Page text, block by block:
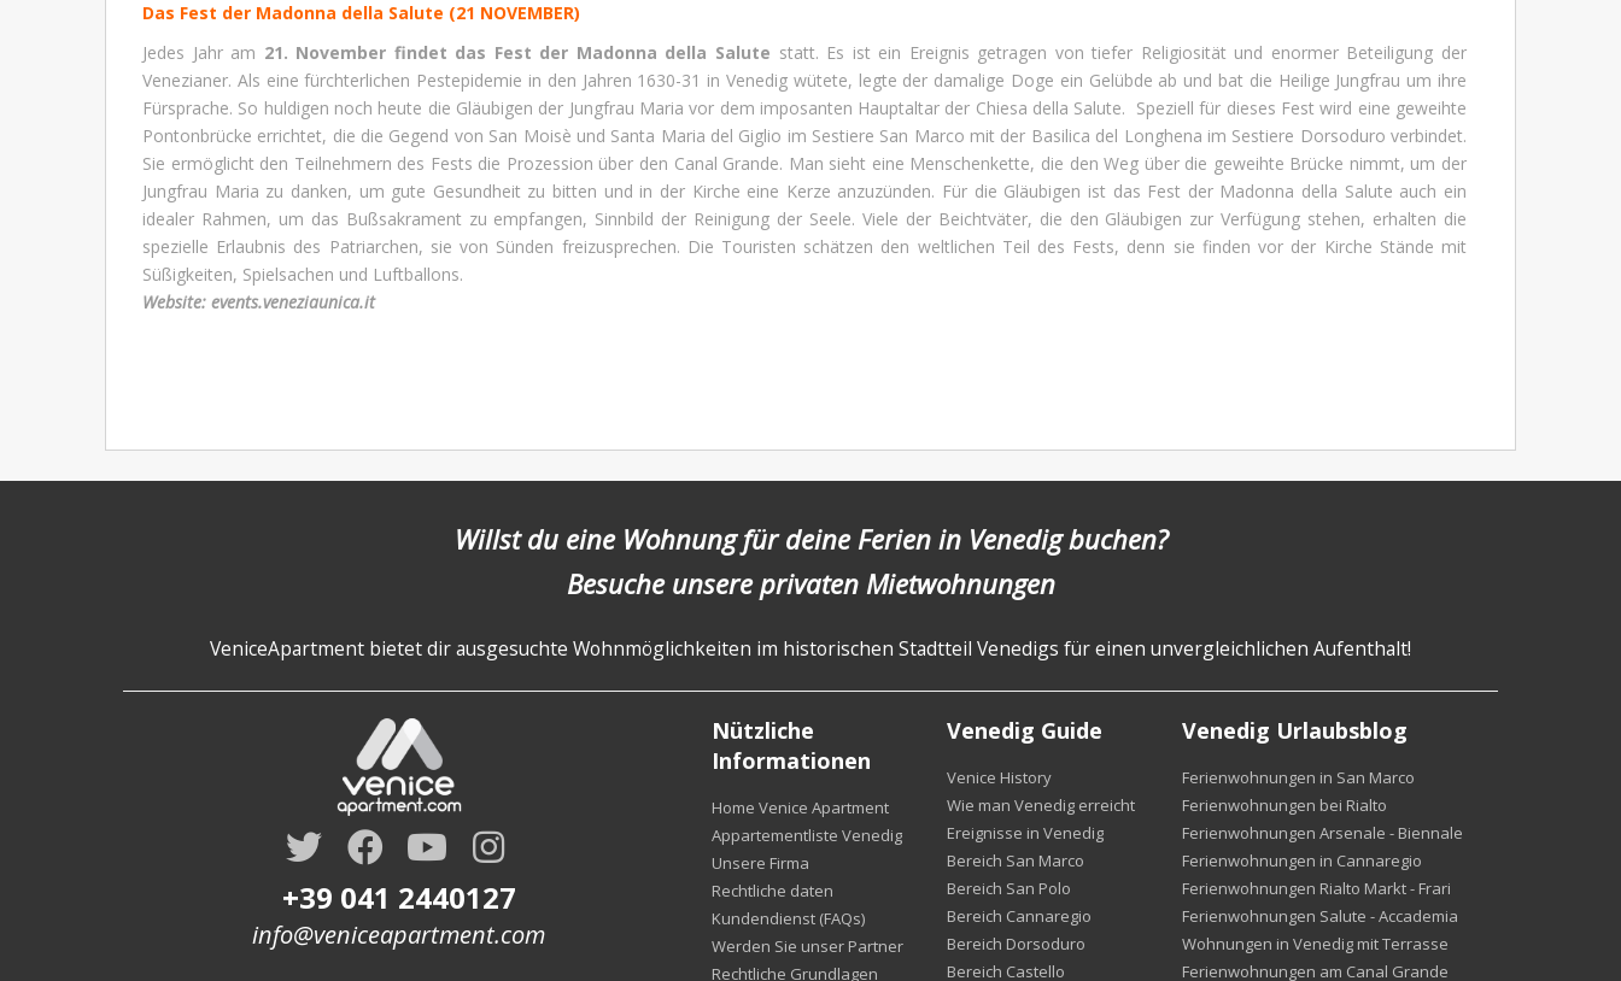
Das Fest der Madonna della Salute (21 NOVEMBER)
Jedes Jahr am 21. November findet das Fest der Madonna della Salute statt. Es ist ein Ereignis getragen von tiefer Religiosität und enormer Beteiligung der
Venezianer. Als eine fürchterlichen Pestepidemie in den Jahren 1630-31 in Venedig wütete, legte der damalige Doge ein Gelübde ab und bat die Heilige Jungfrau um ihre
Fürsprache. So huldigen noch heute die Gläubigen der Jungfrau Maria vor dem imposanten Hauptaltar der Chiesa della Salute. Speziell für dieses Fest wird eine geweihte
Pontonbrücke errichtet, die die Gegend von San Moisè und Santa Maria del Giglio im Sestiere San Marco mit der Basilica del Longhena im Sestiere Dorsoduro verbindet.
Sie ermöglicht den Teilnehmern des Fests die Prozession über den Canal Grande. Man sieht eine Menschenkette, die den Weg über die geweihte Brücke nimmt, um der
Jungfrau Maria zu danken, um gute Gesundheit zu bitten und in der Kirche eine Kerze anzuzünden. Für die Gläubigen ist das Fest der Madonna della Salute auch ein
idealer Rahmen, um das Bußsakrament zu empfangen, Sinnbild der Reinigung der Seele. Viele der Beichtväter, die den Gläubigen zur Verfügung stehen, erhalten die
spezielle Erlaubnis des Patriarchen, sie von Sünden freizusprechen. Die Touristen schätzen den weltlichen Teil des Fests, denn sie finden vor der Kirche Stände mit
Süßigkeiten, Spielsachen und Luftballons.
Website: events.veneziaunica.it
Willst du eine Wohnung für deine Ferien in Venedig buchen?
Besuche unsere privaten Mietwohnungen
VeniceApartment bietet dir ausgesuchte Wohnmöglichkeiten im historischen Stadtteil Venedigs für einen unvergleichlichen Aufenthalt!
+39 041 2440127
info@veniceapartment.com
Nützliche
Informationen
Home Venice Apartment
Appartementliste Venedig
Unsere Firma
Rechtliche daten
Kundendienst (FAQs)
Werden Sie unser Partner
Rechtliche Grundlagen
Venedig Guide
Venice History
Wie man Venedig erreicht
Ereignisse in Venedig
Bereich San Marco
Bereich San Polo
Bereich Cannaregio
Bereich Dorsoduro
Bereich Castello
Venedig Urlaubsblog
Ferienwohnungen in San Marco
Ferienwohnungen bei Rialto
Ferienwohnungen Arsenale - Biennale
Ferienwohnungen in Cannaregio
Ferienwohnungen Rialto Markt - Frari
Ferienwohnungen Salute - Accademia
Wohnungen in Venedig mit Terrasse
Ferienwohnungen am Canal Grande